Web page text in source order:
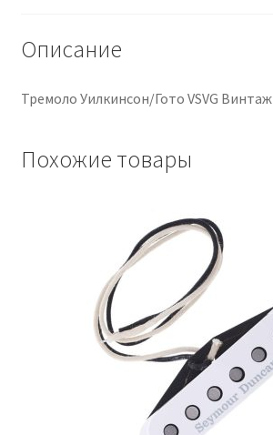
Описание
Тремоло Уилкинсон/Гото VSVG Винтаж
Похожие товары